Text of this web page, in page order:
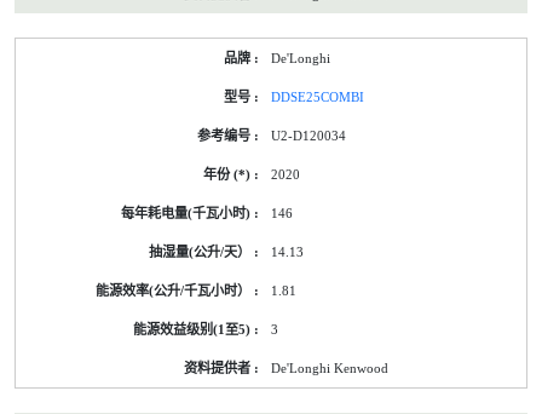
De'Longhi
DDSE25COMBI
U2-D120034
2020
146
14.13
1.81
3
De'Longhi Kenwood